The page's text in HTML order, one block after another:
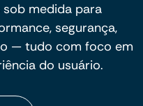
medida para
segurança,
— tudo com foco em
do usuário.